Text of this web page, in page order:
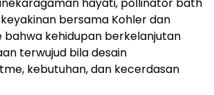
hayati, pollinator bath
bersama Kohler dan
bahwa kehidupan berkelanjutan
terwujud bila desain
kebutuhan, dan kecerdasan